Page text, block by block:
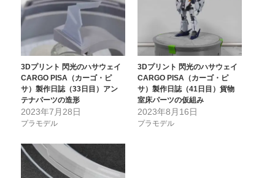
3Dプリント 閃光のハサウェイ
CARGO PISA（カーゴ・ピ
サ）製作日誌（33日目）アン
テナパーツの造形
2023年7月28日
プラモデル
3Dプリント 閃光のハサウェイ
CARGO PISA（カーゴ・ピ
サ）製作日誌（41日目）貨物
室床パーツの仮組み
2023年8月16日
プラモデル